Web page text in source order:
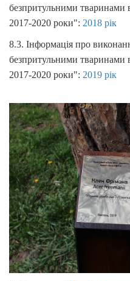
безпритульними тваринами
2017-2020 роки": 2018 рік
8.3. Інформація про
безпритульними тваринами
2017-2020 роки": 2019 рік